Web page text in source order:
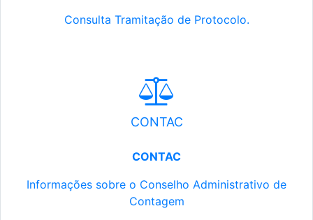
Consulta Tramitação de Protocolo.
CONTAC
CONTAC
Informações sobre o Conselho Administrativo de
Contagem